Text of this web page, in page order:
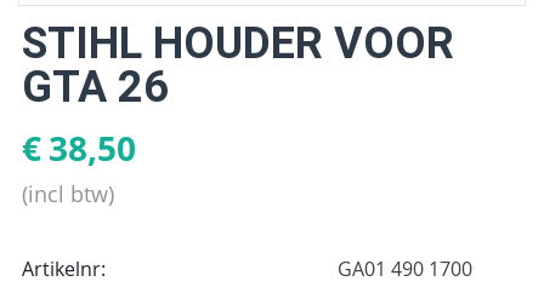
STIHL HOUDER VOOR
GTA 26
€38,50
(incl btw)
Artikelnr:
GA01 490 1700